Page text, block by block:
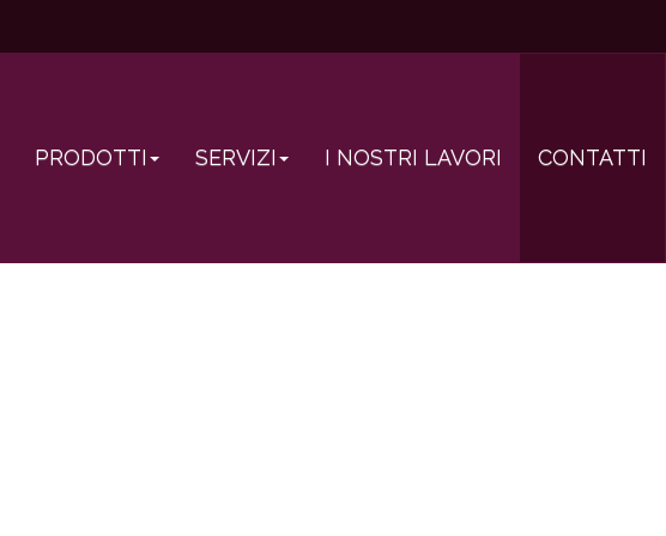
PRODOTTI SERVIZI I NOSTRI LAVORI CONTATTI